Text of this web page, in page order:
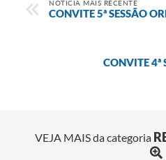
NOTÍCIA MAIS RECENTE
CONVITE 5ª SESSÃO
CONVITE 4ª
VEJA MAIS da categoria